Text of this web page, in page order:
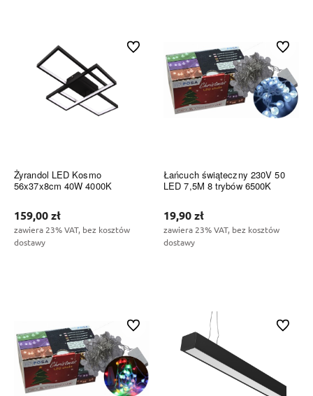
Żyrandol LED Kosmo
56x37x8cm 40W 4000K
159,00 zł
zawiera 23% VAT, bez kosztów
dostawy
Do ulubionych
Łańcuch świąteczny 230V 50
LED 7,5M 8 trybów 6500K
19,90 zł
zawiera 23% VAT, bez kosztów
dostawy
Do
Do ulubionych Do